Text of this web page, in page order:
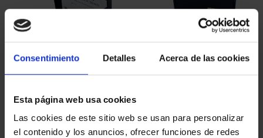
Consentimiento Detalles Acerca de las cookies
Esta página web usa cookies
Las cookies de este sitio web se usan para personalizar
el contenido y los anuncios, ofrecer funciones de redes
IBEROAMERICANA
"CAPITALES"
595,00 € 1.069,00 €